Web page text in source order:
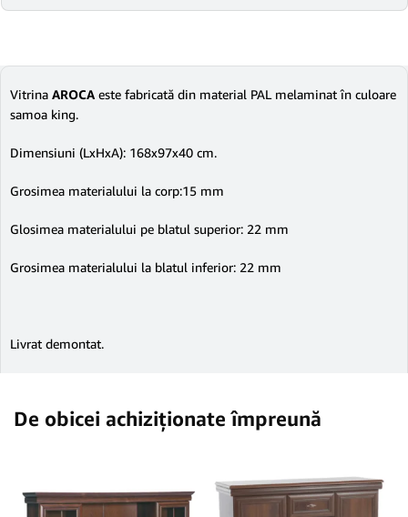
Vitrina AROCA este fabricată din material PAL melaminat în culoare
samoa king.
Dimensiuni (LxHxA): 168x97x40 cm.
Grosimea materialului la corp:15 mm
Glosimea materialului pe blatul superior: 22 mm
Grosimea materialului la blatul inferior: 22 mm
Livrat demontat.
De obicei achiziționate împreună